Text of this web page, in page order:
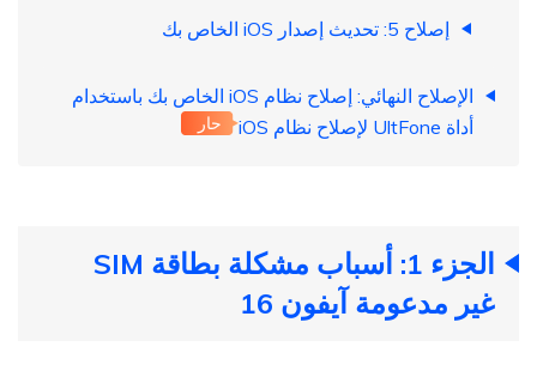
إصلاح 5: تحديث إصدار iOS الخاص بك
الإصلاح النهائي: إصلاح نظام iOS الخاص بك باستخدام
أداة UltFone لإصلاح نظام iOS
حار
الجزء 1: أسباب مشكلة بطاقة SIM
غير مدعومة آيفون 16